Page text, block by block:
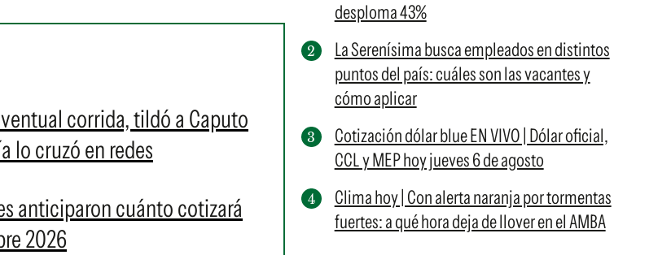
corrida, tildó a Caputo
lo cruzó en redes
anticiparon cuánto cotizará
2026
desploma 43%
La Serenísima busca empleados en distintos
puntos del país: cuáles son las vacantes y
cómo aplicar
Cotización dólar blue EN VIVO | Dólar oficial,
CCL y MEP hoy jueves 6 de agosto
Clima hoy | Con alerta naranja por tormentas
fuertes: a qué hora deja de llover en el AMBA